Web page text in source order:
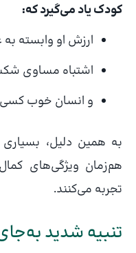
کودک یاد می‌گیرد که:
ارزش او وابسته
اشتباه مساوی
و انسان خوب
به همین دلیل، بسیاری
هم‌زمان ویژگی‌های
تجربه می‌کنند.
تنبیه شدید